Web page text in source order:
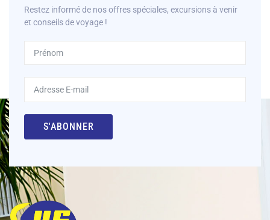
Restez informé de nos offres spéciales, excursions à venir
et conseils de voyage !
S'ABONNER